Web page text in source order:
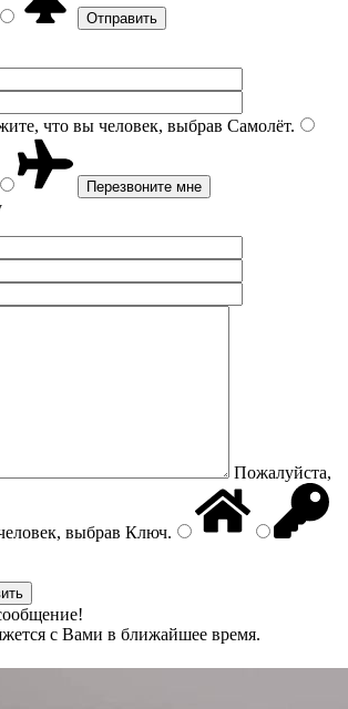
что вы человек, выбрав Самолёт.
Пожалуйста,
выбрав Ключ.
с Вами в ближайшее время.